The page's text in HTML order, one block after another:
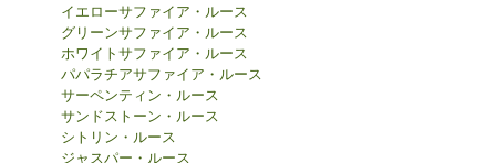
イエローサファイア・ルース
グリーンサファイア・ルース
ホワイトサファイア・ルース
パパラチアサファイア・ルース
サーペンティン・ルース
サンドストーン・ルース
シトリン・ルース
ジャスパー・ルース